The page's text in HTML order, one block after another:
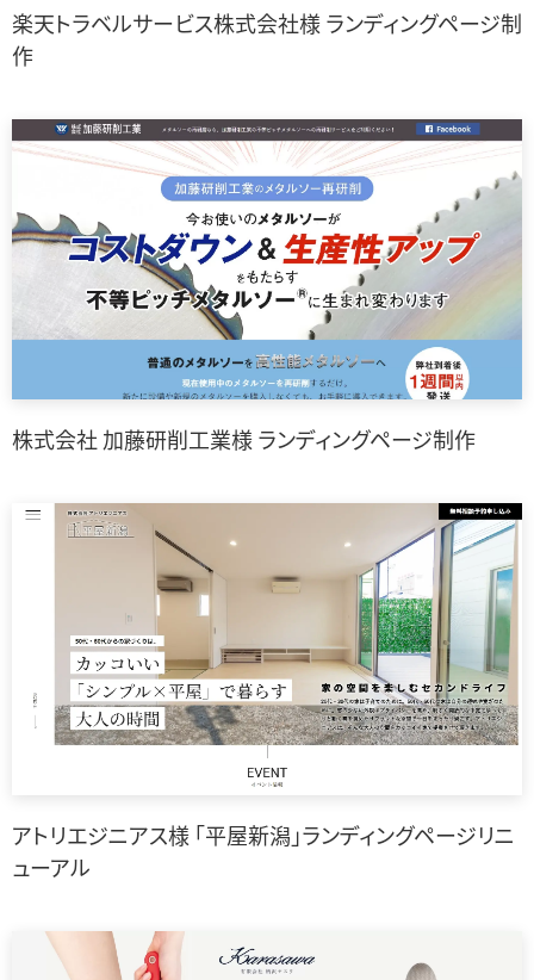
楽天トラベルサービス株式会社様 ランディングページ制
作
株式会社 加藤研削工業様 ランディングページ制作
アトリエジニアス様 「平屋新潟」ランディングページリニ
ューアル